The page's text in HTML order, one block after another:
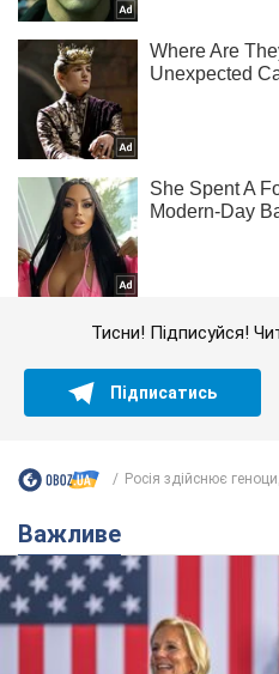
Тисни! Підписуйся!
Підписатись
Росія здійснює
Важливе